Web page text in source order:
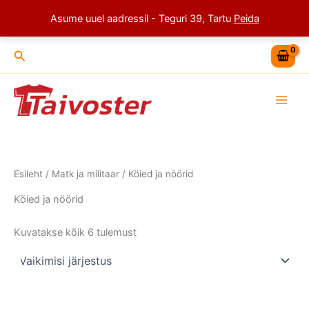
Asume uuel aadressil - Teguri 39, Tartu Peida
content
Search
Esileht / Matk ja militaar / Köied ja nöörid
Köied ja nöörid
Kuvatakse kõik 6 tulemust